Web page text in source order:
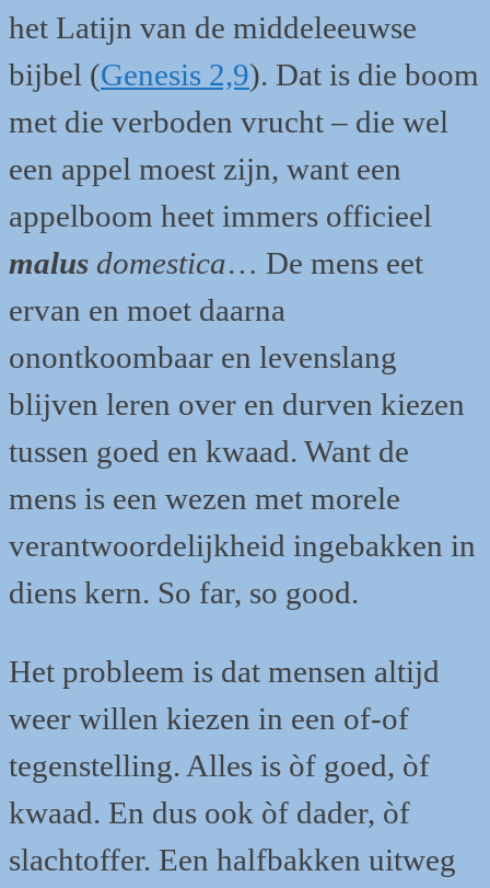
het Latijn van de middeleeuwse
bijbel (Genesis 2,9). Dat is die boom
met die verboden vrucht – die wel
een appel moest zijn, want een
appelboom heet immers officieel
malus domestica… De mens eet
ervan en moet daarna
onontkoombaar en levenslang
blijven leren over en durven kiezen
tussen goed en kwaad. Want de
mens is een wezen met morele
verantwoordelijkheid ingebakken in
diens kern. So far, so good.
Het probleem is dat mensen altijd
weer willen kiezen in een of-of
tegenstelling. Alles is òf goed, òf
kwaad. En dus ook òf dader, òf
slachtoffer. Een halfbakken uitweg